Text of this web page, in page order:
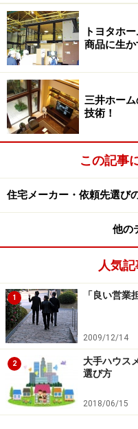
い。
トヨタホ
商品に生か
三井ホー
技術！
この記事
住宅メーカー・依頼先選び
他の
人気
1 「良い営業
2009/12/14
2
大手ハウス
選び方
2018/06/15